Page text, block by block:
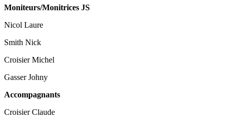
Moniteurs/Monitrices JS
Nicol Laure
Smith Nick
Croisier Michel
Gasser Johny
Accompagnants
Croisier Claude